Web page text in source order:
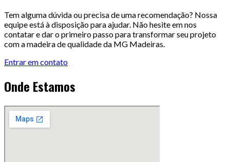
Tem alguma dúvida ou precisa de uma recomendação? Nossa
equipe está à disposição para ajudar. Não hesite em nos
contatar e dar o primeiro passo para transformar seu projeto
com a madeira de qualidade da MG Madeiras.
Entrar em contato
Onde Estamos